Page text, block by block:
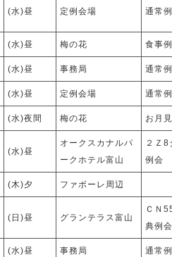
(水)昼 定例会場 通常
(水)昼 梅の花 食事
(水)昼 事務局 通常
(水)昼 定例会場 通常
(水)夜間 梅の花 お月
(水)昼
オークスカナルパ
ークホテル富山
２Ｚ
例会
(木)夕 ファボーレ周辺
(日)昼 グランテラス富山
ＣＮ
典例会
(水)昼 事務局 通常